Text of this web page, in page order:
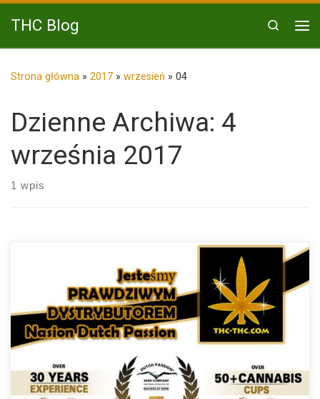
Przejdź do treści
THC Blog
Search
Strona główna » 2017 » wrzesień » 04
Dzienne Archiwa: 4
września 2017
1 wpis
W tym roku firma produkująca nasiona marihuany Dutch Passion
obchodzi […]